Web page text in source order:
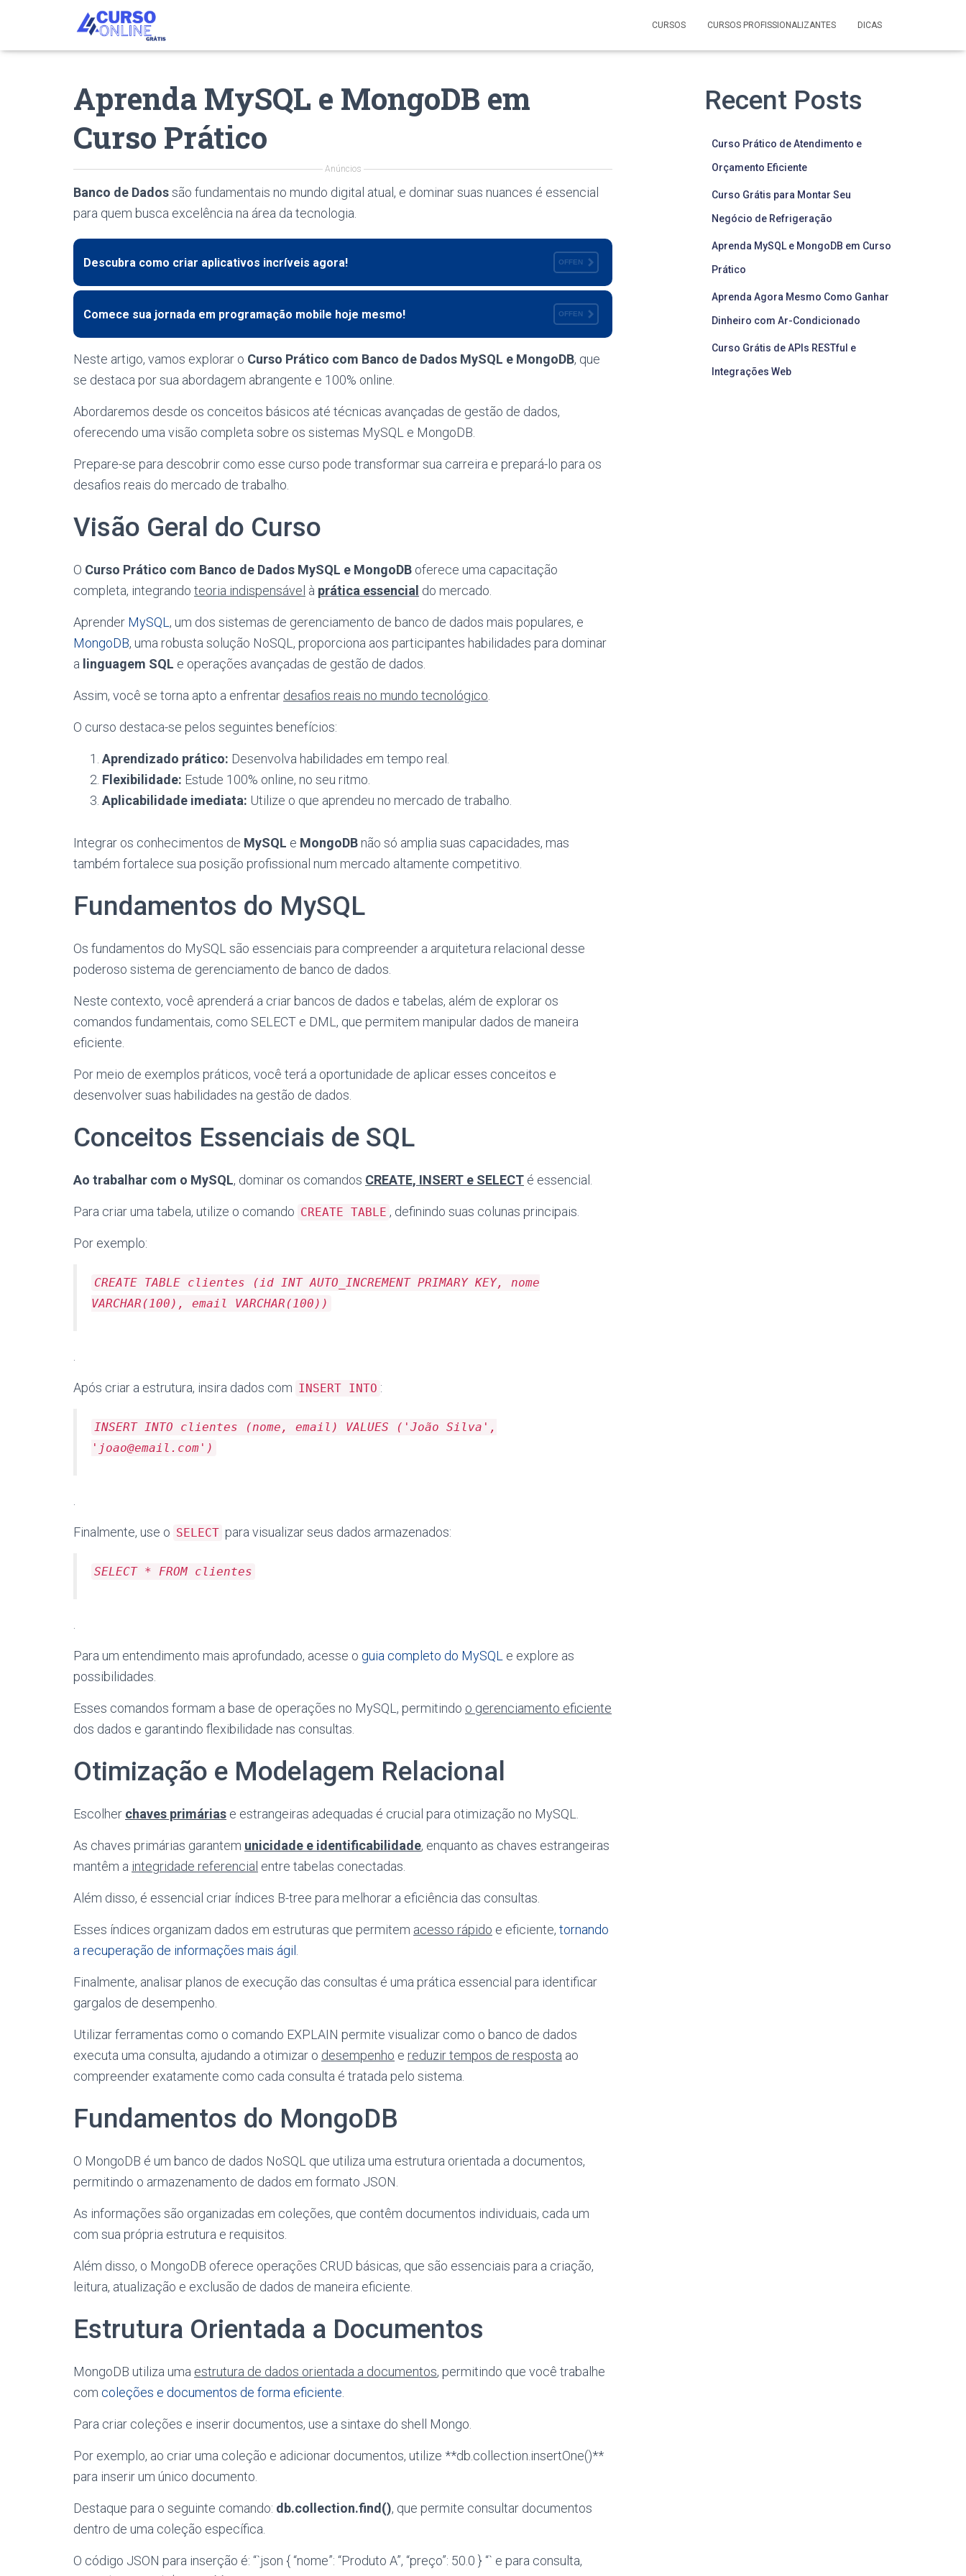
CURSOS CURSOS PROFISSIONALIZANTES DICAS
Aprenda MySQL e MongoDB em
Curso Prático
Anúncios
Banco de Dadossão fundamentais no mundo digital atual, e dominar suas nuances é essencial
para quem busca excelência na área da tecnologia.
Descubra como criar aplicativos incríveis agora! OFFEN
Comece sua jornada em programação mobile hoje mesmo! OFFEN
Neste artigo, vamos explorar o Curso Prático com Banco de Dados MySQL e MongoDB, que
se destaca por sua abordagem abrangente e 100% online.
Abordaremos desde os conceitos básicos até técnicas avançadas de gestão de dados,
oferecendo uma visão completa sobre os sistemas MySQL e MongoDB.
Prepare-se para descobrir como esse curso pode transformar sua carreira e prepará-lo para os
desafios reais do mercado de trabalho.
Visão Geral do Curso
O Curso Prático com Banco de Dados MySQL e MongoDB oferece uma capacitação
completa, integrando teoria indispensável à prática essencial do mercado.
Aprender MySQL , um dos sistemas de gerenciamento de banco de dados mais populares, e
MongoDB, uma robusta solução NoSQL, proporciona aos participantes habilidades para dominar
a linguagem SQL e operações avançadas de gestão de dados.
Assim, você se torna apto a enfrentar desafios reais no mundo tecnológico
O curso destaca-se pelos seguintes benefícios:
Aprendizado prático: Desenvolva habilidades em tempo real.
Flexibilidade: Estude 100% online, no seu ritmo.
Aplicabilidade imediata: Utilize o que aprendeu no mercado de trabalho.
Integrar os conhecimentos de MySQL e MongoDB não só amplia suas capacidades, mas
também fortalece sua posição profissional num mercado altamente competitivo.
Fundamentos do MySQL
Os fundamentos do MySQL são essenciais para compreender a arquitetura relacional desse
poderoso sistema de gerenciamento de banco de dados.
Neste contexto, você aprenderá a criar bancos de dados e tabelas, além de explorar os
comandos fundamentais, como SELECT e DML, que permitem manipular dados de maneira
eficiente.
Por meio de exemplos práticos, você terá a oportunidade de aplicar esses conceitos e
desenvolver suas habilidades na gestão de dados.
Conceitos Essenciais de SQL
Ao trabalhar com o MySQL, dominar os comandos CREATE, INSERT e SELECT é essencial.
Para criar uma tabela, utilize o comando CREATE TABLE , definindo suas colunas principais.
Por exemplo:
CREATE TABLE clientes (id INT AUTO_INCREMENT PRIMARY KEY, nome
VARCHAR(100), email VARCHAR(100))
Após criar a estrutura, insira dados com INSERT INTO :
INSERT INTO clientes (nome, email) VALUES ('João Silva',
' joao@email.com ')
Finalmente, use o SELECT para visualizar seus dados armazenados:
SELECT * FROM clientes
Para um entendimento mais aprofundado, acesse o guia completo do MySQL e explore as
possibilidades.
Esses comandos formam a base de operações no MySQL, permitindo o gerenciamento eficiente
dos dados e garantindo flexibilidade nas consultas.
Otimização e Modelagem Relacional
Escolher chaves primárias e estrangeiras adequadas é crucial para otimização no MySQL.
As chaves primárias garantem unicidade e identificabilidade, enquanto as chaves estrangeiras
mantêm a integridade referencial entre tabelas conectadas.
Além disso, é essencial criar índices B-tree para melhorar a eficiência das consultas.
Esses índices organizam dados em estruturas que permitem acesso rápido e eficiente, tornando
a recuperação de informações mais ágil
Finalmente, analisar planos de execução das consultas é uma prática essencial para identificar
gargalos de desempenho.
Utilizar ferramentas como o comando EXPLAIN permite visualizar como o banco de dados
executa uma consulta, ajudando a otimizar o desempenho e reduzir tempos de resposta ao
compreender exatamente como cada consulta é tratada pelo sistema.
Fundamentos do MongoDB
O MongoDB é um banco de dados NoSQL que utiliza uma estrutura orientada a documentos,
permitindo o armazenamento de dados em formato JSON.
As informações são organizadas em coleções, que contêm documentos individuais, cada um
com sua própria estrutura e requisitos.
Além disso, o MongoDB oferece operações CRUD básicas, que são essenciais para a criação,
leitura, atualização e exclusão de dados de maneira eficiente.
Estrutura Orientada a Documentos
MongoDB utiliza uma estrutura de dados orientada a documentos, permitindo que você trabalhe
com coleções e documentos de forma eficiente
Para criar coleções e inserir documentos, use a sintaxe do shell Mongo.
Por exemplo, ao criar uma coleção e adicionar documentos, utilize **db.collection.insertOne()**
para inserir um único documento.
Destaque para o seguinte comando: db.collection.find(), que permite consultar documentos
dentro de uma coleção específica.
O código JSON para inserção é: “`json { “nome”: “Produto A”, “preço”: 50.0 } “` e para consulta,
Recent Posts
Curso Prático de Atendimento e
Orçamento Eficiente
Curso Grátis para Montar Seu
Negócio de Refrigeração
Aprenda MySQL e MongoDB em Curso
Prático
Aprenda Agora Mesmo Como Ganhar
Dinheiro com Ar-Condicionado
Curso Grátis de APIs RESTful e
Integrações Web